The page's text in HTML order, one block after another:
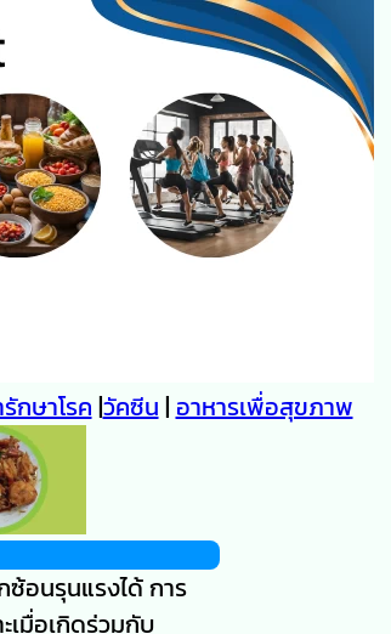
กษาโรค|วัคซีน|อาหารเพื่อสุขภาพ
อนรุนแรงได้ การ
มื่อเกิดร่วมกับ